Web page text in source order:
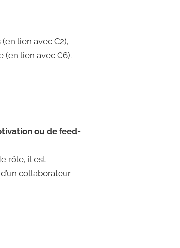
lien avec C2),
(en lien avec C6).
ou de feed-
rôle, il est
collaborateur